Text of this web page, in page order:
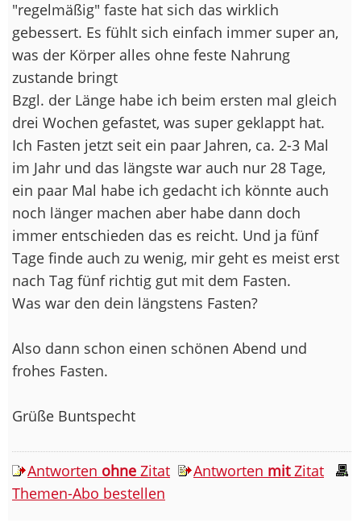
"regelmäßig" faste hat sich das wirklich
gebessert. Es fühlt sich einfach immer super an,
was der Körper alles ohne feste Nahrung
zustande bringt
Bzgl. der Länge habe ich beim ersten mal gleich
drei Wochen gefastet, was super geklappt hat.
Ich Fasten jetzt seit ein paar Jahren, ca. 2-3 Mal
im Jahr und das längste war auch nur 28 Tage,
ein paar Mal habe ich gedacht ich könnte auch
noch länger machen aber habe dann doch
immer entschieden das es reicht. Und ja fünf
Tage finde auch zu wenig, mir geht es meist erst
nach Tag fünf richtig gut mit dem Fasten.
Was war den dein längstens Fasten?
Also dann schon einen schönen Abend und
frohes Fasten.
Grüße Buntspecht
Antworten ohne Zitat Antworten mitZitat
Themen-Abo bestellen